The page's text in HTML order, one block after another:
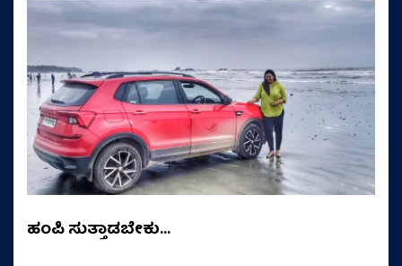
ಹಂಪಿ ಸುತ್ತಾಡಬೇಕು…